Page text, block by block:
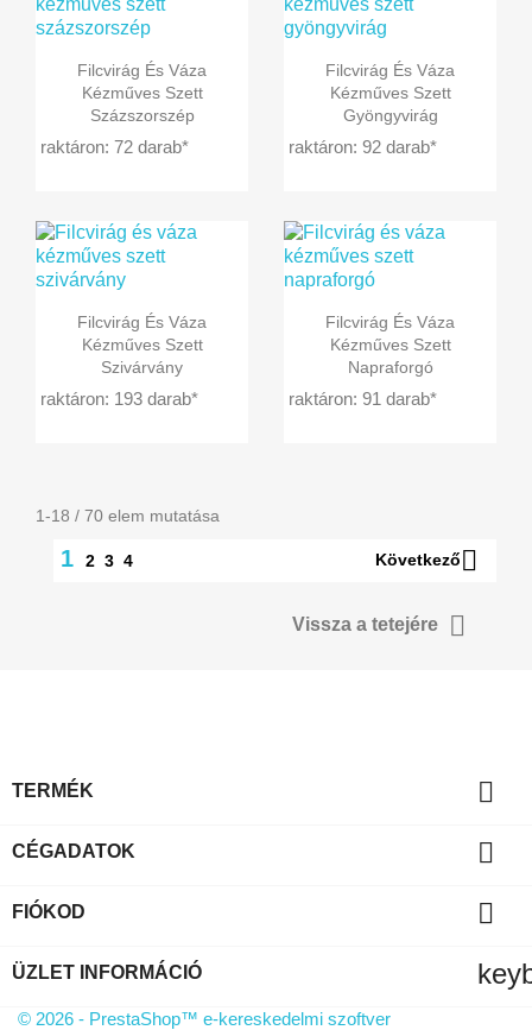
 Előnézet
Filcvirág És Váza
Kézműves Szett
Százszorszép
raktáron: 72 darab*
 Előnézet
Filcvirág És Váza
Kézműves Szett
Gyöngyvirág
raktáron: 92 darab*
 Előnézet
Filcvirág És Váza
Kézműves Szett
Szivárvány
raktáron: 193 darab*
 Előnézet
Filcvirág És Váza
Kézműves Szett
Napraforgó
raktáron: 91 darab*
1-18 / 70 elem mutatása
1 2 3 4 Következő
Vissza a tetejére 
TERMÉK 
CÉGADATOK 
FIÓKOD 
ÜZLET INFORMÁCIÓ
© 2026 - PrestaShop™ e-kereskedelmi szoftver